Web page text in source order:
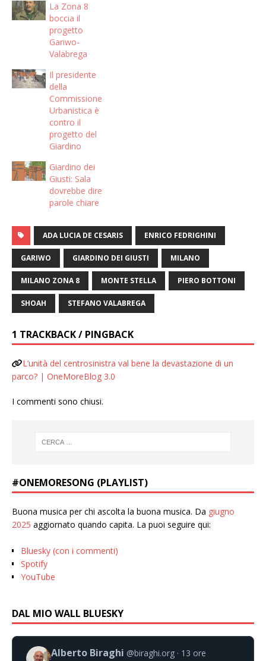
La Zona 8
boccia il
progetto
Gariwo-
Valabrega
Il presidente
della
Commissione
Urbanistica è
contro il
progetto del
Giardino
Giardino dei
Giusti: Sala
dovrebbe dire
parole chiare
ADA LUCIA DE CESARIS ENRICO FEDRIGHINI
GARIWO GIARDINO DEI GIUSTI MILANO
MILANO ZONA 8 MONTE STELLA PIERO BOTTONI
SHOAH STEFANO VALABREGA
1 TRACKBACK / PINGBACK
L’unità del centrosinistra val bene la devastazione di un
parco? | OneMoreBlog 3.0
I commenti sono chiusi.
#ONEMORESONG (PLAYLIST)
Buona musica per chi ascolta la buona musica. Da giugno
2025 aggiornato quando capita. La puoi seguire qui:
Bluesky (con i commenti)
Spotify
YouTube
DAL MIO WALL BLUESKY
Alberto Biraghi @biraghi.org 13 ore